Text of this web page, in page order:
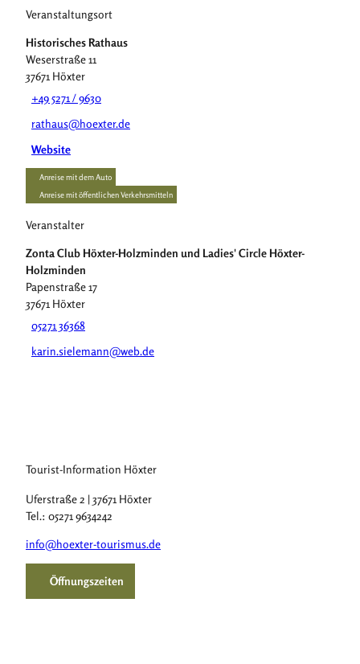
Veranstaltungsort
Historisches Rathaus
Weserstraße 11
37671 Höxter
+49 5271 / 9630
rathaus@hoexter.de
Website
Anreise mit dem Auto
Anreise mit öffentlichen Verkehrsmitteln
Veranstalter
Zonta Club Höxter-Holzminden und Ladies' Circle Höxter-
Holzminden
Papenstraße 17
37671 Höxter
05271 36368
karin.sielemann@web.de
Tourist-Information Höxter
Uferstraße 2 | 37671 Höxter
Tel.: 05271 9634242
info@hoexter-tourismus.de
Öffnungszeiten